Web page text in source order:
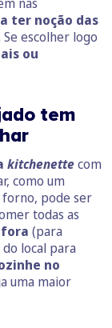
ter noção das
Se escolher logo
ou
tem
kitchenettecom
como um
pode ser
todas as
(para
local para
no
uma maior